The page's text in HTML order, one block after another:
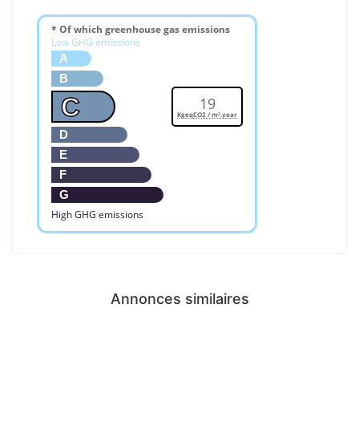
* Of which greenhouse gas emissions
Low GHG emissions
A
B
C
D
E
F
G
High GHG emissions
19
KgeqCO2 / m².year
Annonces similaires